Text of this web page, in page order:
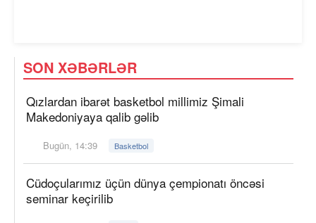
SON XƏBƏRLƏR
Qızlardan ibarət basketbol millimiz Şimali
Makedoniyaya qalib gəlib
Bugün, 14:39 Basketbol
Cüdoçularımız üçün dünya çempionatı öncəsi
seminar keçirilib